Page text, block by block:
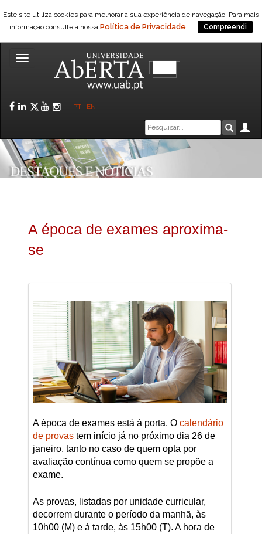
Este site utiliza cookies para melhorar a sua experiência de navegação. Para mais
informação consulte a nossa Política de Privacidade Compreendi
Toggle
Facebook
LinkedIn
Twitter
YouTube
Instagram
PT EN
Caixa
de
pesquisa
A época de exames aproxima-
se
A época de exames está à porta. O calendário
de provastem início já no próximo dia 26 de
janeiro, tanto no caso de quem opta por
avaliação contínua como quem se propõe a
exame.
As provas, listadas por unidade curricular,
decorrem durante o período da manhã, às
10h00 (M) e à tarde, às 15h00 (T). A hora de